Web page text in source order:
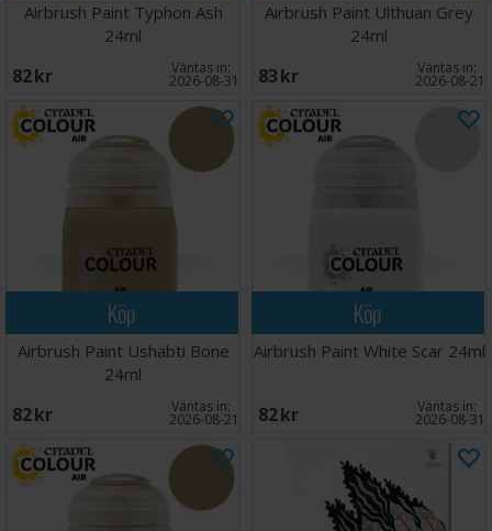
Airbrush Paint Typhon Ash
24ml
82 SEK Väntas in:
2026-08-31
Airbrush Paint Ulthuan Grey
24ml
83 SEK Väntas in:
2026-08-21
Köp
Airbrush Paint Ushabti Bone
24ml
82 SEK Väntas in:
2026-08-21
Köp
Airbrush Paint White Scar 24ml
82 SEK Väntas in:
2026-08-31